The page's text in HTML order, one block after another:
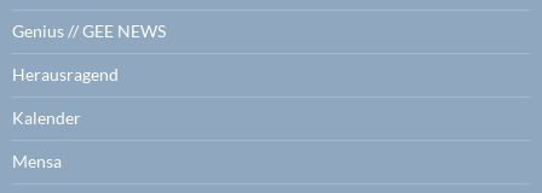
Genius // GEE NEWS
Herausragend
Kalender
Mensa